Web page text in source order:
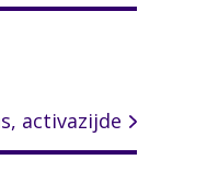
activazijde